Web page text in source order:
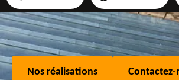
Nos réalisations Contactez-